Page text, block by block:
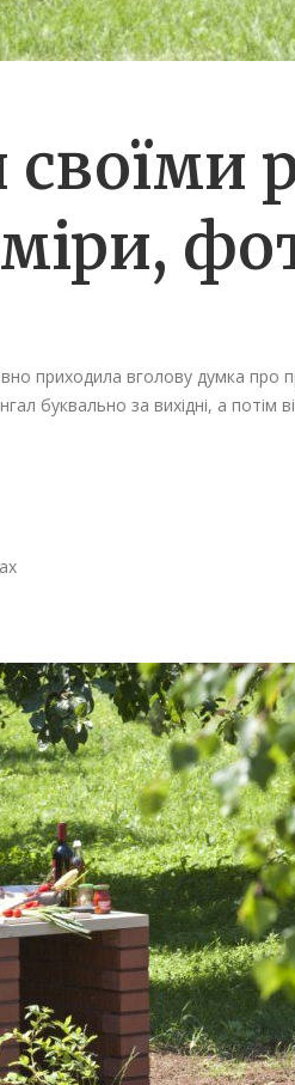
своїми
приходила вголову думка про
буквально за вихідні, а